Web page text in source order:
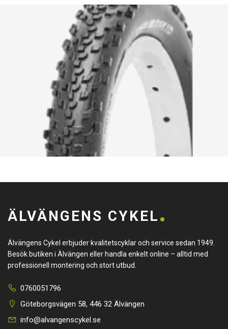
ÄLVÄNGENS CYKEL
Älvängens Cykel erbjuder kvalitetscyklar och service sedan 1949.
Besök butiken i Älvängen eller handla enkelt online – alltid med
professionell montering och stort utbud.
0760051796
Göteborgsvägen 58, 446 32 Älvängen
info@alvangenscykel.se